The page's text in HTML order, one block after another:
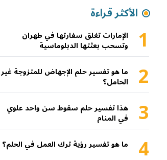
الأكثر قراءة
1 الإمارات تغلق سفارتها في طهران
وتسحب بعثتها الدبلوماسية
2 ما هو تفسير حلم الإجهاض للمتزوجة غير
الحامل؟
3 هذا تفسير حلم سقوط سن واحد علوي
في المنام
4 ما هو تفسير رؤية ترك العمل في الحلم؟